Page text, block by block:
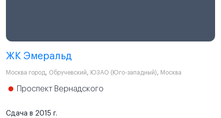
ЖК Эмеральд
Москва город, Обручевский, ЮЗАО (Юго-западный), Москва
Проспект Вернадского
Сдача в 2015 г.